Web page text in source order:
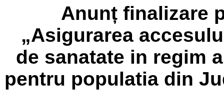
Anunț finalizare
„Asigurarea
de sanatate in regim
pentru populatia din